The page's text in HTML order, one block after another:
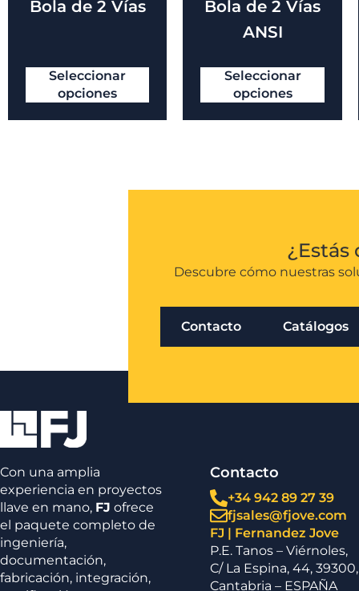
Bola de 2 Vías
Seleccionar
opciones
Bola de 2 Vías
ANSI
Seleccionar
opciones
Descubre cómo nuestras
Contacto Catálogos
Con una amplia
experiencia en proyectos
llave en mano, FJ ofrece
el paquete completo de
ingeniería,
documentación,
fabricación, integración,
Contacto
+34 942 89 27 39
fjsales@fjove.com
FJ | Fernandez Jove
P.E. Tanos – Viérnoles,
C/ La Espina, 44, 39300,
Cantabria – ESPAÑA